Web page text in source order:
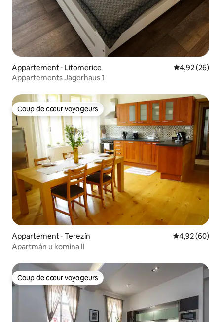
Appartement ⋅ Litomerice Évaluation
4,92 (26)
Appartements Jägerhaus 1
Coup de cœur voyageurs
Coup de cœur voyageurs
Appartement ⋅ Terezín Évaluation
4,92 (60)
Apartmán u komina II
Coup de cœur voyageurs
Coup de cœur voyageurs